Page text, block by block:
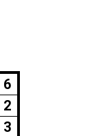
6
2
3